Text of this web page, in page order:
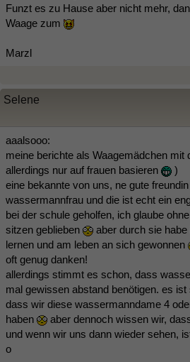
Funzt es zu Hause aber nicht mehr,
Waage zum
Marzl
Selene
aaalsooo:
meine berichte als Waagemädchen mit
allerdings nur auf frauen basieren
)
eine bekannte von uns, ne gute
wassermannfrau und die ist echt ein
bei der schule geholfen, ich glaube
sitzen geblieben
aber durch sie
lernen und am leben an sich gewonnen
oft genug danken!
allerdings stimmt es schon, dass
mal gewissen abstand benötigen. es
dass wir diese wassermanndame 4
haben
aber dennoch wissen wir,
und wenn wir uns dann wieder sehen,
o